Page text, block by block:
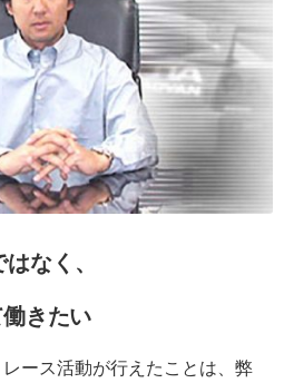
なく、
きたい
ース活動が行えたことは、弊